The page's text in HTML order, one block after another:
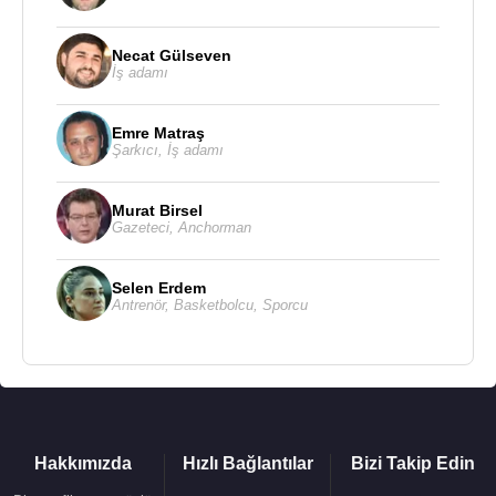
2013 yılında MNG, bünyesindeki 1978 yılında
kurulan
Havalimanı ihalesini aldı.
Enerji sektöründe, toplam kurulu gücü 95 MW ve
yıllık üretimi 650.000.000 kws olan Hamzalı,
Reşadiye 1-2-3 ve Aralık hidroelektrik santralları
MNG Şirketler Topluluğu bünyesinde yer alan enerji
firmaları tarafından gerçekleştirilmiş ve bu santrallar
yakın bir zamanda yabancı bir enerji firması
faaliyetlerini, Türkiye'nin değişik bölgelerinde yer
Necat Gülseven
İş adamı
Emre Matraş
Şarkıcı İş adamı
Murat Birsel
Gazeteci Anchorman
Selen Erdem
Antrenör, Basketbolcu Sporcu
Hakkımızda Hızlı Bağlantılar Bizi Takip Edin